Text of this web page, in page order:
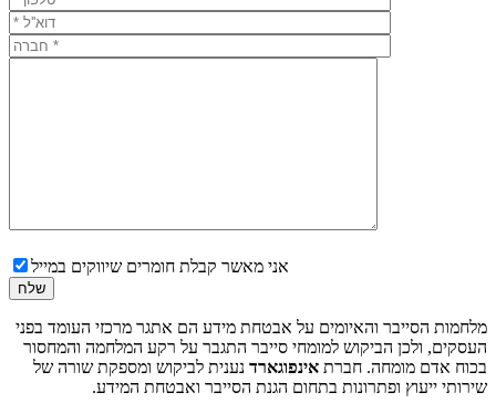
אני מאשר קבלת חומרים שיווקים במייל
מלחמות הסייבר והאיומים על אבטחת מידע הם אתגר מרכזי העומד בפני
העסקים, ולכן הביקוש למומחי סייבר התגבר על רקע המלחמה והמחסור
בכוח אדם מומחה. חברת אינפוגארד נענית לביקוש ומספקת שורה של
שירותי ייעוץ ופתרונות בתחום הגנת הסייבר ואבטחת המידע.